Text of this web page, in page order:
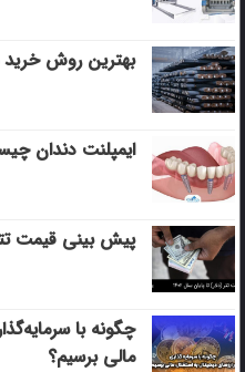
بهترین روش خرید
ایمپلنت دندان
پیش بینی قیمت تتر
چگونه با
مالی برسیم؟